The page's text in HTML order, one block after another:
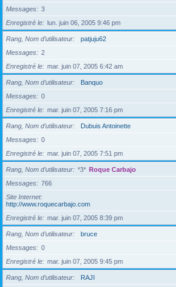
Messages
3
Enregistré le
lun. juin 06, 2005 9:46 pm
Rang, Nom d’utilisateur
patjuju62
Messages
2
Enregistré le
mar. juin 07, 2005 6:42 am
Rang, Nom d’utilisateur
Banquo
Messages
0
Enregistré le
mar. juin 07, 2005 7:16 pm
Rang, Nom d’utilisateur
Dubuis Antoinette
Messages
0
Enregistré le
mar. juin 07, 2005 7:51 pm
Rang, Nom d’utilisateur *3* Roque Carbajo
Messages
766
Site Internet
http://www.roquecarbajo.com
Enregistré le
mar. juin 07, 2005 8:39 pm
Rang, Nom d’utilisateur
bruce
Messages
0
Enregistré le
mar. juin 07, 2005 9:45 pm
Rang, Nom d’utilisateur
RAJI